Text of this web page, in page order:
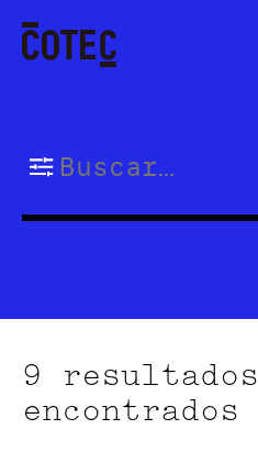
content
9 resultados
encontrados